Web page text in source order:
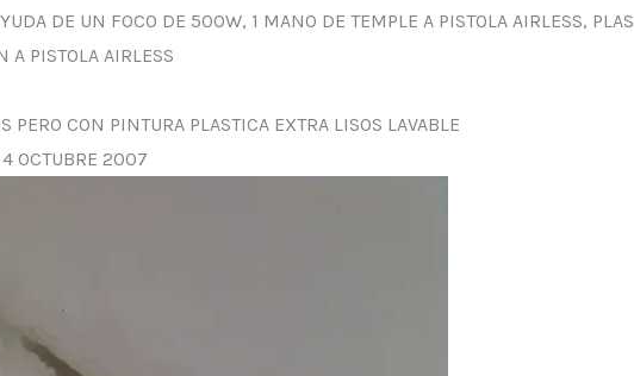
DE UN FOCO DE 500W, 1 MANO DE TEMPLE A PISTOLA AIRLESS,
A PISTOLA AIRLESS
PERO CON PINTURA PLASTICA EXTRA LISOS LAVABLE
OCTUBRE 2007